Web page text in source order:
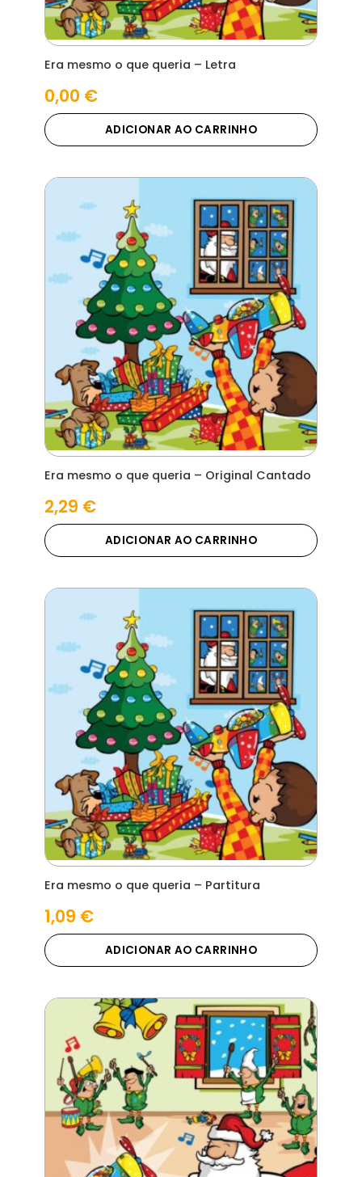
Era mesmo o que queria – Letra
0,00 €
ADICIONAR AO CARRINHO
Era mesmo o que queria – Original Cantado
2,29 €
ADICIONAR AO CARRINHO
Era mesmo o que queria – Partitura
1,09 €
ADICIONAR AO CARRINHO